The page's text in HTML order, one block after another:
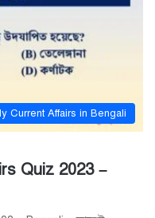
Current Affairs in Bengali
Quiz 2023 –